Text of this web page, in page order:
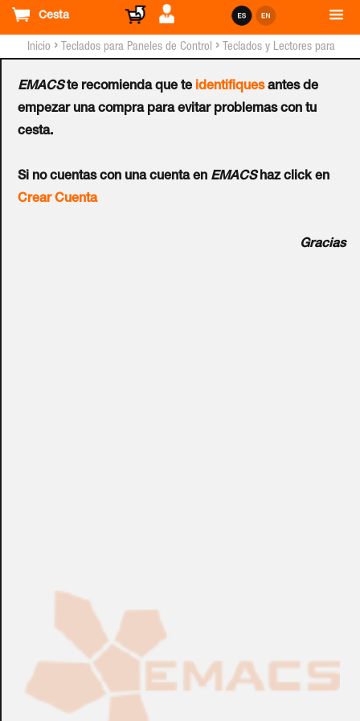
Cesta
EMACSte recomienda que te identifiquesantes de
empezar una compra para evitar problemas con tu
cesta.
Si no cuentas con una cuenta en EMACShaz click en
Crear Cuenta
Gracias
Inicio › Teclados para Paneles de Control ›
Teclados y Lectores para
Teclado PIRONIX™ PCX-
LCDP - G3
Ref.: PCX46-LCDP
Teclado de diseño elegante para montaje en superficie.